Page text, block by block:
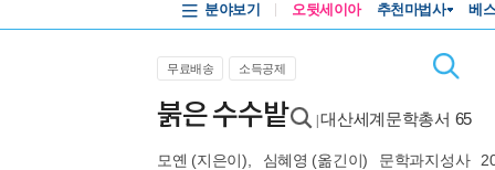
분야보기 오뒷세이아 추천마법사 베
무료배송 소득공제
붉은 수수밭 |대산세계문학총서 65
모옌 (지은이), 심혜영 (옮긴이) 문학과지성사